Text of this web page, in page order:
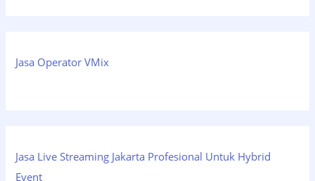
Jasa Operator VMix
Jasa Live Streaming Jakarta Profesional Untuk Hybrid
Event